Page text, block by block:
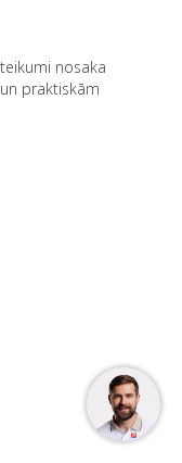
nosaka
praktiskām